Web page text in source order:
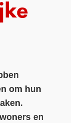
om hun
en